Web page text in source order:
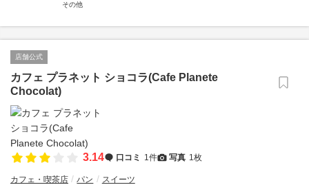
その他
店舗公式
カフェ プラネット ショコラ(Cafe Planete
Chocolat)
3.14 口コミ 1件 写真 1枚
カフェ・喫茶店 パン スイーツ